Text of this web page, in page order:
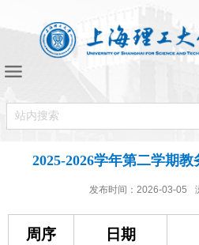
2025-2026学年第二学期
发布时间：2026-03-05
周序 日期